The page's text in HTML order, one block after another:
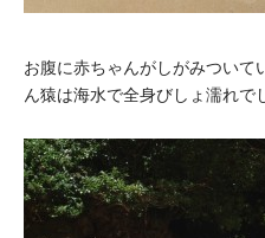
お腹に赤ちゃんがしがみついて
ん猿は海水で全身びしょ濡れで